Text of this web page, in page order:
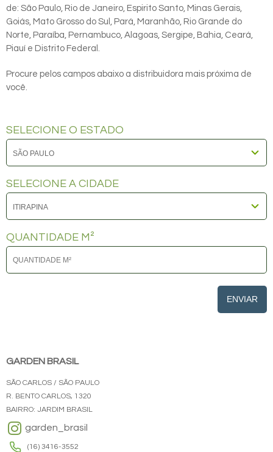
de: São Paulo, Rio de Janeiro, Espirito Santo, Minas Gerais,
Goiás, Mato Grosso do Sul, Pará, Maranhão, Rio Grande do
Norte, Paraíba, Pernambuco, Alagoas, Sergipe, Bahia, Ceará,
Piauí e Distrito Federal.
Procure pelos campos abaixo a distribuidora mais próxima de
você.
SELECIONE O ESTADO
SELECIONE A CIDADE
QUANTIDADE M²
ENVIAR
GARDEN BRASIL
SÃO CARLOS / SÃO PAULO
R. BENTO CARLOS, 1320
BAIRRO: JARDIM BRASIL
garden_brasil
(16) 3416-3552